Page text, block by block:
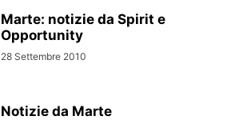
Marte: notizie da Spirit e
Opportunity
28 Settembre 2010
Notizie da Marte